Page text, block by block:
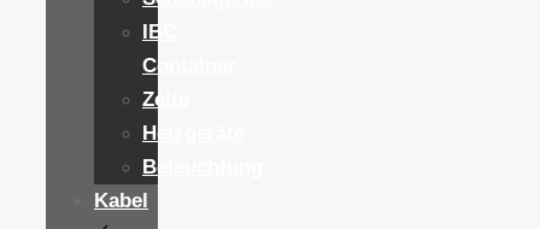
IBC
Container
Zelte
Heizgeräte
Beleuchtung
Kabel